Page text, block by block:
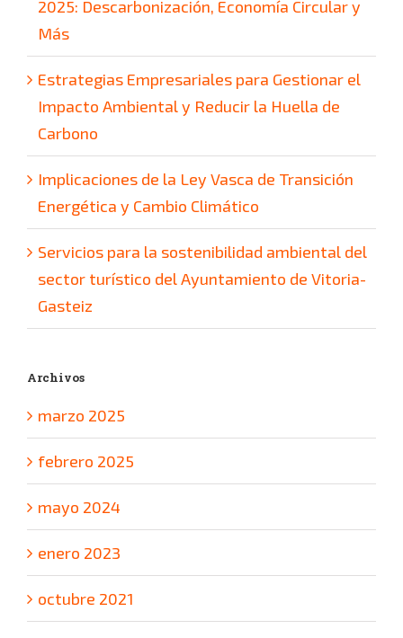
2025: Descarbonización, Economía Circular y
Más
Estrategias Empresariales para Gestionar el
Impacto Ambiental y Reducir la Huella de
Carbono
Implicaciones de la Ley Vasca de Transición
Energética y Cambio Climático
Servicios para la sostenibilidad ambiental del
sector turístico del Ayuntamiento de Vitoria-
Gasteiz
Archivos
marzo 2025
febrero 2025
mayo 2024
enero 2023
octubre 2021